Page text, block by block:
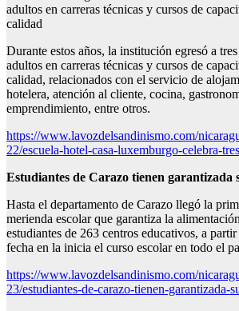
adultos en carreras técnicas y cursos de
calidad
Durante estos años, la institución egresó a
adultos en carreras técnicas y cursos de
calidad, relacionados con el servicio de
hotelera, atención al cliente, cocina,
emprendimiento, entre otros.
https://www.lavozdelsandinismo.com/
22/escuela-hotel-casa-luxemburgo-celebra-
Estudiantes de Carazo tienen garantizada
Hasta el departamento de Carazo llegó la
merienda escolar que garantiza la
estudiantes de 263 centros educativos, a
fecha en la inicia el curso escolar en todo el
https://www.lavozdelsandinismo.com/
23/estudiantes-de-carazo-tienen-garantizada-